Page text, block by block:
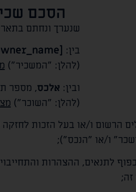
הסכם
שנערך ונחתם
בין: [owner_name]
(להלן: "המשכיר")
ובין: אלכס, מספר
(להלן: "השוכר")
הרשום ו/או בעל הזכות
ו/או "הנכס");
לתנאים, ההצהרות